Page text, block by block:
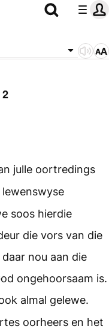
julle oortredings
soos hierdie
die vors van die
nou aan die
ongehoorsaam is.
almal gelewe.
oorheers en het